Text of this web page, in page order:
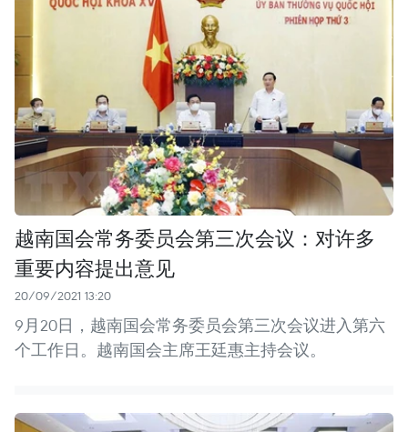
越南国会常务委员会第三次会议：对许多
重要内容提出意见
20/09/2021 13:20
9月20日，越南国会常务委员会第三次会议进入第六
个工作日。越南国会主席王廷惠主持会议。